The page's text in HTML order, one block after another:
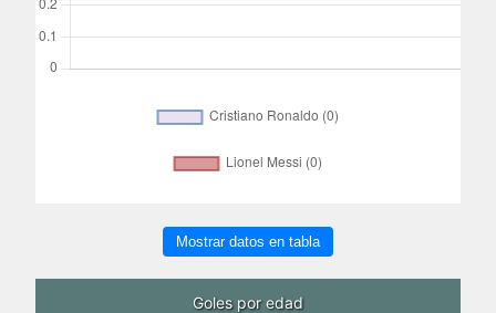
Mostrar datos en tabla
Goles por edad